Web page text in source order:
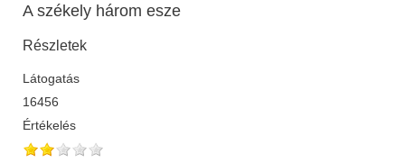
A székely három esze
Részletek
Látogatás
16456
Értékelés